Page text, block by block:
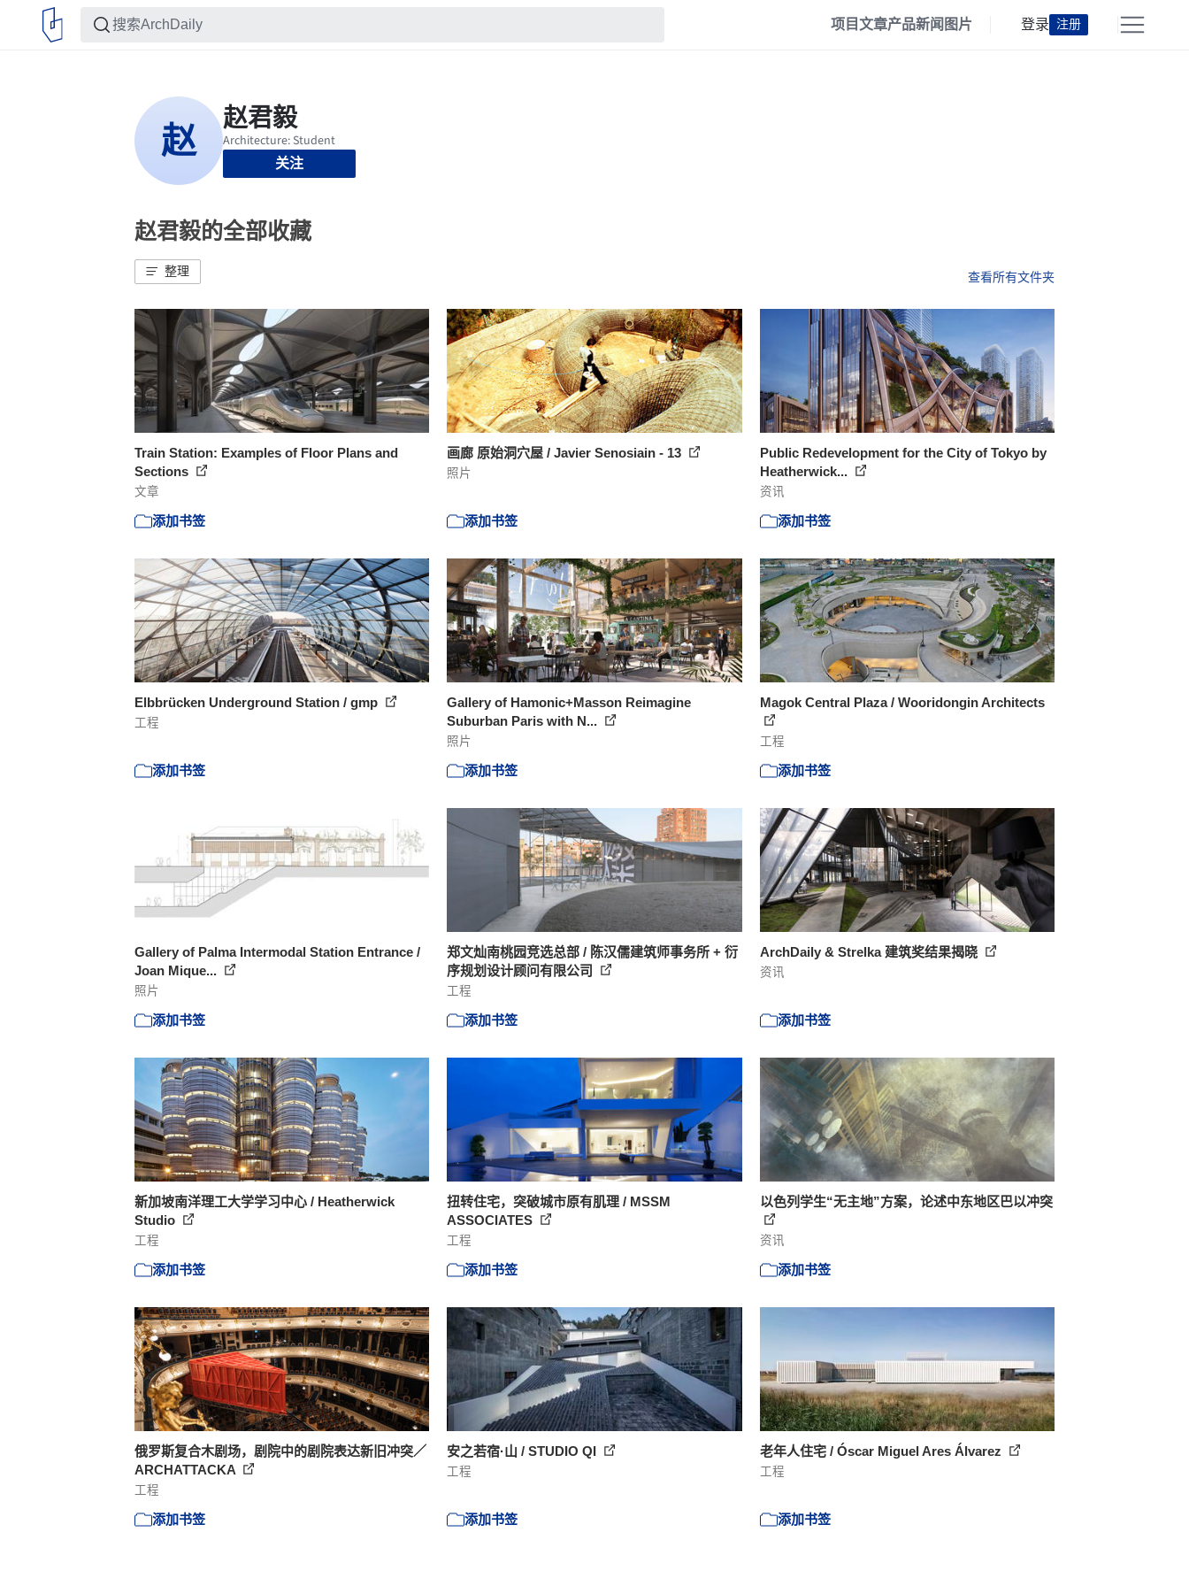
项目文章产品新闻 图片 登录 注册
关注
赵君毅的全部收藏
整理 查看所有文件夹
Train Station: Examples of Floor Plans and
Sections
文章
添加书签
画廊 原始洞穴屋 / Javier Senosiain - 13
照片
添加书签
Public Redevelopment for the City of Tokyo by
Heatherwick...
资讯
添加书签
Elbbrücken Underground Station / gmp
工程
添加书签
Gallery of Hamonic+Masson Reimagine
Suburban Paris with N...
照片
添加书签
Magok Central Plaza / Wooridongin Architects
工程
添加书签
Gallery of Palma Intermodal Station Entrance /
Joan Mique...
照片
添加书签
郑文灿南桃园竞选总部 / 陈汉儒建筑师事务所 + 衍
序规划设计顾问有限公司
工程
添加书签
ArchDaily & Strelka 建筑奖结果揭晓
资讯
添加书签
新加坡南洋理工大学学习中心 / Heatherwick
Studio
工程
添加书签
扭转住宅，突破城市原有肌理 / MSSM
ASSOCIATES
工程
添加书签
以色列学生“无主地”方案，论述中东地区巴以冲突
资讯
添加书签
俄罗斯复合木剧场，剧院中的剧院表达新旧冲突／
ARCHATTACKA
工程
添加书签
安之若宿·山 / STUDIO QI
工程
添加书签
老年人住宅 / Óscar Miguel Ares Álvarez
工程
添加书签